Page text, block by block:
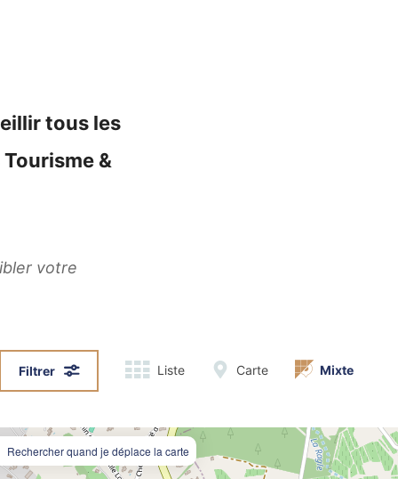
tous les
&
votre
Filtrer Liste Carte Mixte
Rechercher quand je déplace la carte